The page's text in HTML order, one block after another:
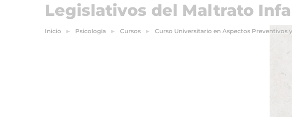
Legislativos del Maltrato
Inicio Psicología Cursos Curso Universitario en Aspectos Preventivos